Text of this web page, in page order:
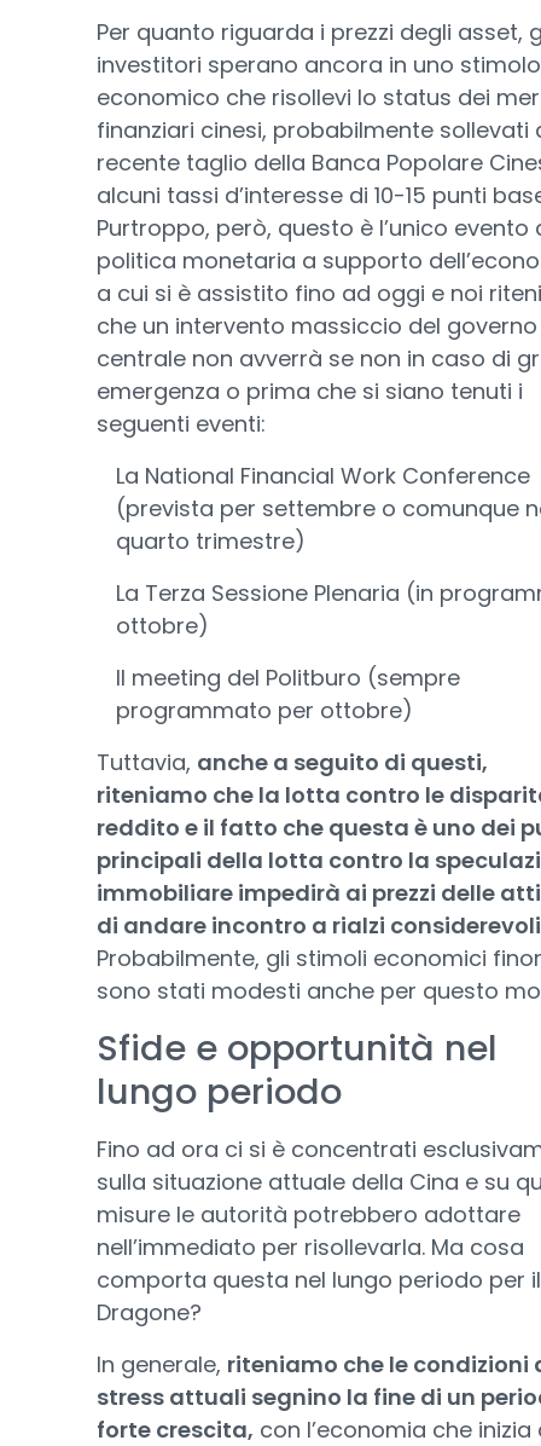
Per quanto riguarda i prezzi degli asset,
investitori sperano ancora in uno stimolo
economico che risollevi lo status dei
finanziari cinesi, probabilmente sollevati
recente taglio della Banca Popolare
alcuni tassi d’interesse di 10-15 punti
Purtroppo, però, questo è l’unico evento
politica monetaria a supporto
a cui si è assistito fino ad oggi e noi
che un intervento massiccio del governo
centrale non avverrà se non in caso di
emergenza o prima che si siano tenuti i
seguenti eventi:
La National Financial Work Conference
(prevista per settembre o comunque
quarto trimestre)
La Terza Sessione Plenaria (in
ottobre)
Il meeting del Politburo (sempre
programmato per ottobre)
Tuttavia, anche a seguito di questi,
riteniamo che la lotta contro le
reddito e il fatto che questa è uno dei
principali della lotta contro la
immobiliare impedirà ai prezzi delle
di andare incontro a rialzi considerevoli
Probabilmente, gli stimoli economici
sono stati modesti anche per questo
Sfide e opportunità nel
lungo periodo
Fino ad ora ci si è concentrati
sulla situazione attuale della Cina e su
misure le autorità potrebbero adottare
nell’immediato per risollevarla. Ma cosa
comporta questa nel lungo periodo per il
Dragone?
In generale, riteniamo che le condizioni
stress attuali segnino la fine di un
forte crescita, con l’economia che inizia